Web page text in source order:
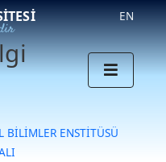
EN
BİLİMLER ENSTİTÜSÜ